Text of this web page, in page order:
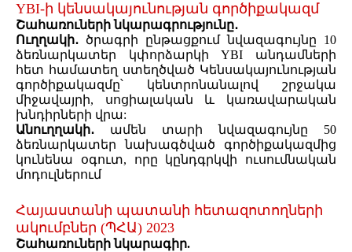
YBI-ի կենսակայունության գործիքակազմ
Շահառուների նկարագրությունը․
Ուղղակի․ ծրագրի ընթացքում նվազագույնը 10
ձեռնարկատեր կփորձարկի YBI անդամների
հետ համատեղ ստեղծված Կենսակայունության
գործիքակազմը՝ կենտրոնանալով շրջակա
միջավայրի, սոցիալական և կառավարական
խնդիրների վրա:
Անուղղակի․ ամեն տարի նվազագույնը 50
ձեռնարկատեր նախագծված գործիքակազմից
կունենա օգուտ, որը կընդգրկվի ուսումնական
մոդուլներում
Հայաստանի պատանի հետազոտողների
ակումբներ (ՊՀԱ) 2023
Շահառուների նկարագիր.